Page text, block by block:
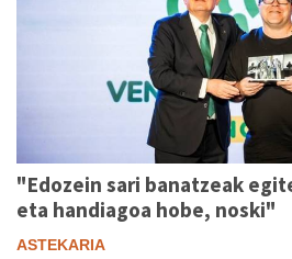
"Edozein sari banatzeak
eta handiagoa hobe, noski"
ASTEKARIA